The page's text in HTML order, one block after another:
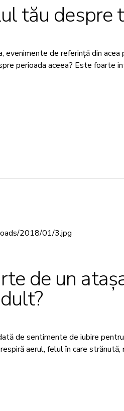
tău despre
de referință din
perioada aceea? Este foarte
de un
de sentimente de iubire
aerul, felul în care